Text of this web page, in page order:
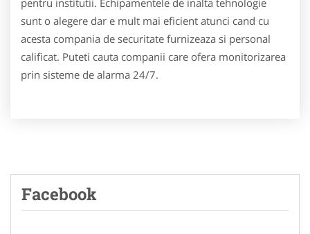
pentru institutii. Echipamentele de inalta tehnologie
sunt o alegere dar e mult mai eficient atunci cand cu
acesta compania de securitate furnizeaza si personal
calificat. Puteti cauta companii care ofera monitorizarea
prin sisteme de alarma 24/7.
Facebook